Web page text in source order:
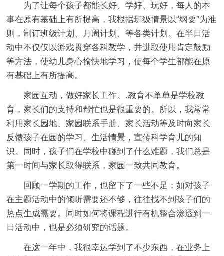
为了让每个孩子都能长好、学好、玩好，每人的本
事在原有基础上有所提高，我根据班级情景以“纲要”为准
则，制订班级计划、月周计划、等各类计划。在半日活
动中不仅仅以游戏贯穿各科教学，并进取使用肯定鼓励
等方法，使幼儿身心愉快地学习，使每个学生都能在原
有基础上有所提高。
家园互动，做好家长工作。.教育不单单是学校教
育，家长们的支持和帮忙也是很重要的。所以，我常常
利用家长园地、家园联系手册、家长活动等及时向家长
反馈孩子在园的学习、生活情景，宣传科学育儿的知
识。同时，孩子们在学校中碰到了什么难题，我们总是
第一时间与家长取得联系，家园一致共同教育。
回顾一学期的工作，也留下了一些不足：如对孩子
在主题活动中的倾听需要还不够，往往找不到孩子们的
热点生成需要。同时如何将课程进行有机整合渗透到一
日活动中，也是必须研究的话题。
在这一年中，我很幸运学到了不少东西，在业务上